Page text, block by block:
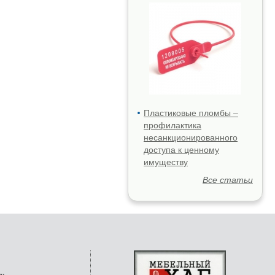
Пластиковые пломбы –
профилактика
несанкционированного
доступа к ценному
имуществу
Все статьи